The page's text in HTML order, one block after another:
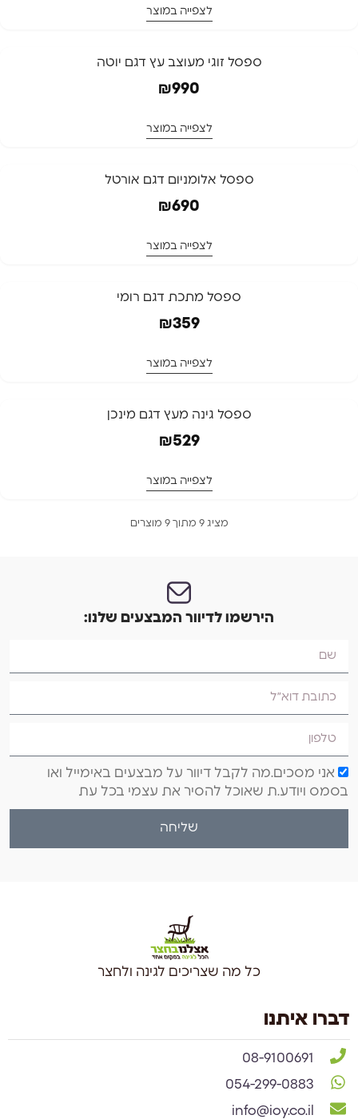
לצפייה במוצר
ספסל זוגי מעוצב עץ דגם יוטה
₪990
לצפייה במוצר
ספסל אלומניום דגם אורטל
₪690
לצפייה במוצר
ספסל מתכת דגם רומי
₪359
לצפייה במוצר
ספסל גינה מעץ דגם מינכן
₪529
לצפייה במוצר
מציג 9 מתוך 9 מוצרים
הירשמו לדיוור המבצעים שלנו:
אני מסכים.מה לקבל דיוור על מבצעים באימייל ואו
בסמס ויודע.ת שאוכל להסיר את עצמי בכל עת
שליחה
כל מה שצריכים לגינה ולחצר
דברו איתנו
08-9100691
054-299-0883
info@ioy.co.il